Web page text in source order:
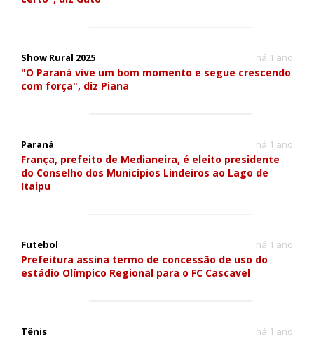
Show Rural 2025 há 1 ano
"O Paraná vive um bom momento e segue crescendo
com força", diz Piana
Paraná há 1 ano
França, prefeito de Medianeira, é eleito presidente
do Conselho dos Municípios Lindeiros ao Lago de
Itaipu
Futebol há 1 ano
Prefeitura assina termo de concessão de uso do
estádio Olímpico Regional para o FC Cascavel
Tênis há 1 ano